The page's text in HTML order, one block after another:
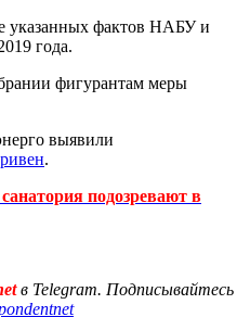
указанных фактов НАБУ и
года.
фигурантам меры
выявили
.
подозревают в
в Telegram. Подписывайтесь